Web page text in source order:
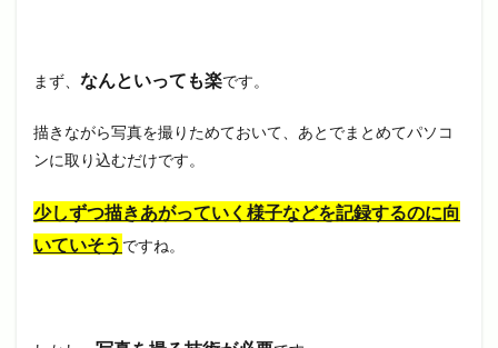
まず、 なんといっても楽です。
描きながら写真を撮りためておいて、あとでまとめてパソコ
ンに取り込むだけです。
少しずつ描きあがっていく様子などを記録するのに向
いていそう ですね。